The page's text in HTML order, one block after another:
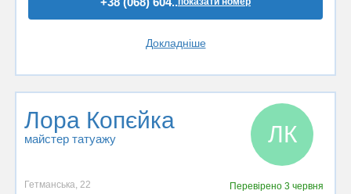
Докладніше
Лора Копєйка
майстер татуажу ЛК
Гетманська, 22 Перевірено 3 червня